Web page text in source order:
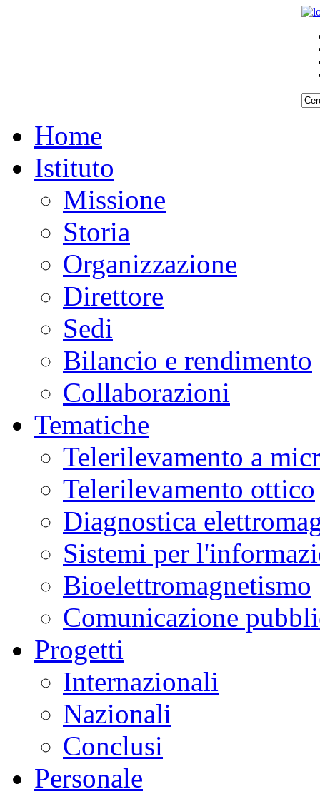
Home
Istituto
Missione
Storia
Organizzazione
Direttore
Sedi
Bilancio e rendimento
Collaborazioni
Tematiche
Telerilevamento a
Telerilevamento ottico
Diagnostica
Sistemi per
Bioelettromagnetismo
Comunicazione
Progetti
Internazionali
Nazionali
Conclusi
Personale